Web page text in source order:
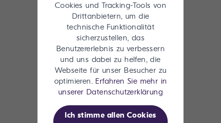
Cookies und Tracking-Tools von
Drittanbietern, um die
technische Funktionalität
sicherzustellen, das
Benutzererlebnis zu verbessern
und uns dabei zu helfen, die
Webseite für unser Besucher zu
optimieren. Erfahren Sie mehr in
unserer Datenschutzerklärung
Ich stimme allen Cookies